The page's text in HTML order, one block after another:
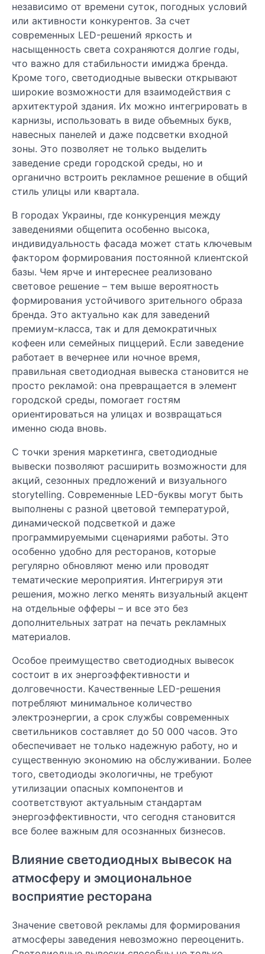
независимо от времени суток, погодных условий
или активности конкурентов. За счет
современных LED-решений яркость и
насыщенность света сохраняются долгие годы,
что важно для стабильности имиджа бренда.
Кроме того, светодиодные вывески открывают
широкие возможности для взаимодействия с
архитектурой здания. Их можно интегрировать в
карнизы, использовать в виде объемных букв,
навесных панелей и даже подсветки входной
зоны. Это позволяет не только выделить
заведение среди городской среды, но и
органично встроить рекламное решение в общий
стиль улицы или квартала.
В городах Украины, где конкуренция между
заведениями общепита особенно высока,
индивидуальность фасада может стать ключевым
фактором формирования постоянной клиентской
базы. Чем ярче и интереснее реализовано
световое решение – тем выше вероятность
формирования устойчивого зрительного образа
бренда. Это актуально как для заведений
премиум-класса, так и для демократичных
кофеен или семейных пиццерий. Если заведение
работает в вечернее или ночное время,
правильная светодиодная вывеска становится не
просто рекламой: она превращается в элемент
городской среды, помогает гостям
ориентироваться на улицах и возвращаться
именно сюда вновь.
С точки зрения маркетинга, светодиодные
вывески позволяют расширить возможности для
акций, сезонных предложений и визуального
storytelling. Современные LED-буквы могут быть
выполнены с разной цветовой температурой,
динамической подсветкой и даже
программируемыми сценариями работы. Это
особенно удобно для ресторанов, которые
регулярно обновляют меню или проводят
тематические мероприятия. Интегрируя эти
решения, можно легко менять визуальный акцент
на отдельные офферы – и все это без
дополнительных затрат на печать рекламных
материалов.
Особое преимущество светодиодных вывесок
состоит в их энергоэффективности и
долговечности. Качественные LED-решения
потребляют минимальное количество
электроэнергии, а срок службы современных
светильников составляет до 50 000 часов. Это
обеспечивает не только надежную работу, но и
существенную экономию на обслуживании. Более
того, светодиоды экологичны, не требуют
утилизации опасных компонентов и
соответствуют актуальным стандартам
энергоэффективности, что сегодня становится
все более важным для осознанных бизнесов.
Влияние светодиодных вывесок на
атмосферу и эмоциональное
восприятие ресторана
Значение световой рекламы для формирования
атмосферы заведения невозможно переоценить.